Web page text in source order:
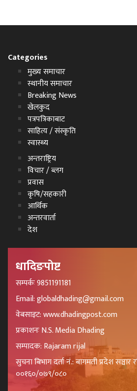
Categories
मुख्य समाचार
स्थानीय समाचार
Breaking News
खेलकुद
पत्रपत्रिकाबाट
साहित्य / संस्कृति
स्वास्थ्य
अन्तराष्ट्रिय
विचार / ब्लग
प्रवास
कृषि/सहकारी
आर्थिक
अन्तरवार्ता
देश
धादिङपोष्ट
सम्पर्कः 9851191181
Email: globaldhading@gmail.com
वेबसाइट: www.dhadingpost.com
प्रकाशनः N.S. Media Dhading
सम्पादक: Rajaram rijal
सुचना बिभाग दर्ता नं.: बागमती प्रदेश सञ्चार
००१६०/०७९/०८०